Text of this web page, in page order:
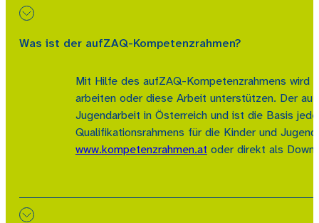
Was ist der aufZAQ-Kompetenzrahmen?
Mit Hilfe des aufZAQ-Kompetenzrahmens wird
arbeiten oder diese Arbeit unterstützen. Der
Jugendarbeit in Österreich und ist die Basis
Qualifikationsrahmens für die Kinder und
www.kompetenzrahmen.at oder direkt als